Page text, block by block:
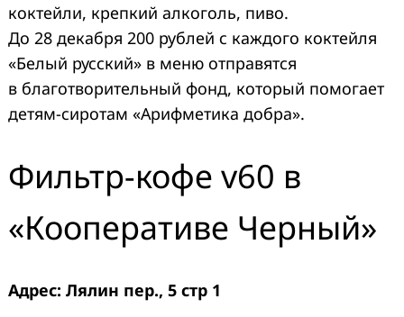
коктейли, крепкий алкоголь, пиво.
До 28 декабря 200 рублей с каждого коктейля
«Белый русский» в меню отправятся
в благотворительный фонд, который помогает
детям-сиротам «Арифметика добра».
Фильтр-кофе v60 в
«Кооперативе Черный»
Адрес: Лялин пер., 5 стр 1